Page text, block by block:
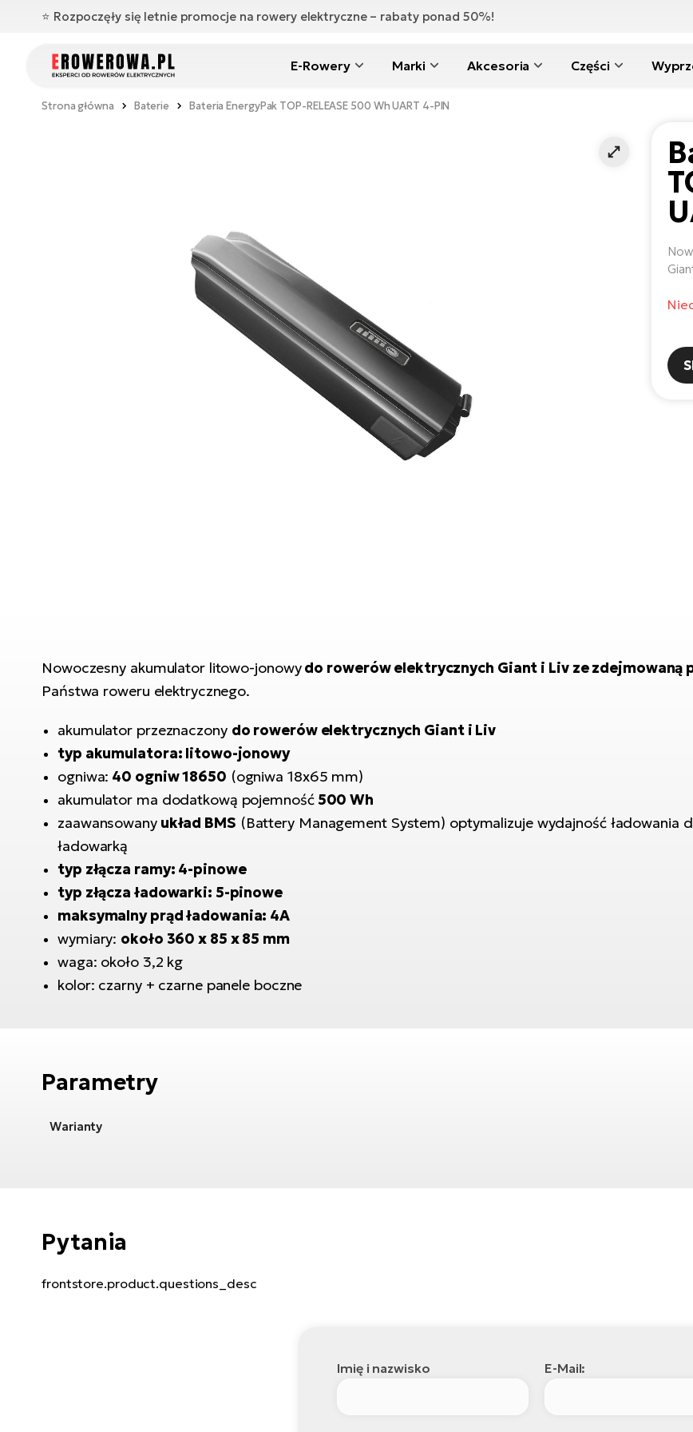
⭐️ Rozpoczęły się letnie promocje na rowery elektryczne – rabaty ponad 50%!
E-Rowery Marki Akcesoria Części
Strona główna Baterie Bateria EnergyPak TOP-RELEASE 500 Wh UART 4-PIN
Nowoczesny akumulator litowo-jonowydo rowerów elektrycznych Giant i Liv ze zdejmowaną
Państwa roweru elektrycznego.
akumulator przeznaczony do rowerów elektrycznych Giant i Liv
typ akumulatora: litowo-jonowy
ogniwa: 40 ogniw 18650 (ogniwa 18x65 mm)
akumulator ma dodatkową pojemność500 Wh
zaawansowanyukład BMS (Battery Management System) optymalizuje wydajność ładowania
ładowarką
typ złącza ramy: 4-pinowe
typ złącza ładowarki: 5-pinowe
maksymalny prąd ładowania: 4A
wymiary: około 360 x 85 x 85 mm
waga: około 3,2 kg
kolor: czarny + czarne panele boczne
Parametry
Warianty
Pytania
frontstore.product.questions_desc
Imię i nazwisko E-Mail: